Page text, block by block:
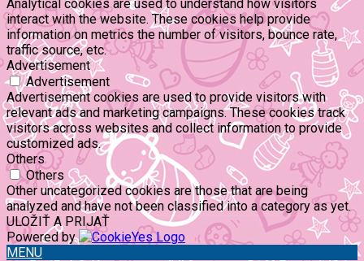
Analytical cookies are used to understand how visitors
interact with the website. These cookies help provide
information on metrics the number of visitors, bounce rate,
traffic source, etc.
Advertisement
Advertisement
Advertisement cookies are used to provide visitors with
relevant ads and marketing campaigns. These cookies track
visitors across websites and collect information to provide
customized ads.
Others
Others
Other uncategorized cookies are those that are being
analyzed and have not been classified into a category as yet.
ULOŽIŤ A PRIJAŤ
Powered by
MENU